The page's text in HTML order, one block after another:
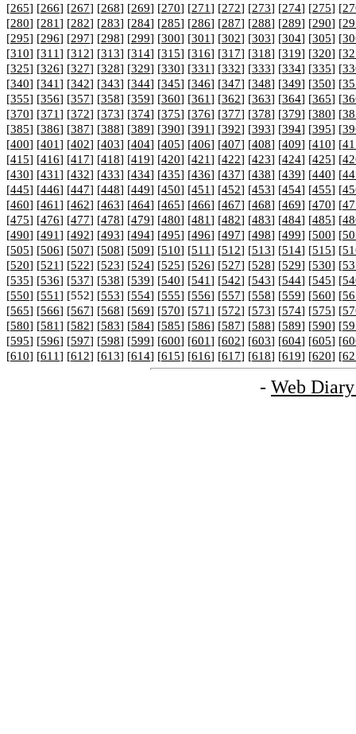
[265] [266] [267] [268] [269] [270] [271] [272] [273] [274] [275] [
[280] [281] [282] [283] [284] [285] [286] [287] [288] [289] [290] [
[295] [296] [297] [298] [299] [300] [301] [302] [303] [304] [305] [
[310] [311] [312] [313] [314] [315] [316] [317] [318] [319] [320] [
[325] [326] [327] [328] [329] [330] [331] [332] [333] [334] [335] [
[340] [341] [342] [343] [344] [345] [346] [347] [348] [349] [350] [
[355] [356] [357] [358] [359] [360] [361] [362] [363] [364] [365] [
[370] [371] [372] [373] [374] [375] [376] [377] [378] [379] [380] [
[385] [386] [387] [388] [389] [390] [391] [392] [393] [394] [395] [
[400] [401] [402] [403] [404] [405] [406] [407] [408] [409] [410] [
[415] [416] [417] [418] [419] [420] [421] [422] [423] [424] [425] [
[430] [431] [432] [433] [434] [435] [436] [437] [438] [439] [440] [
[445] [446] [447] [448] [449] [450] [451] [452] [453] [454] [455] [
[460] [461] [462] [463] [464] [465] [466] [467] [468] [469] [470] [
[475] [476] [477] [478] [479] [480] [481] [482] [483] [484] [485] [
[490] [491] [492] [493] [494] [495] [496] [497] [498] [499] [500] [
[505] [506] [507] [508] [509] [510] [511] [512] [513] [514] [515] [
[520] [521] [522] [523] [524] [525] [526] [527] [528] [529] [530] [
[535] [536] [537] [538] [539] [540] [541] [542] [543] [544] [545] [
[550] [551] [552] [553] [554] [555] [556] [557] [558] [559] [560] [
[565] [566] [567] [568] [569] [570] [571] [572] [573] [574] [575] [
[580] [581] [582] [583] [584] [585] [586] [587] [588] [589] [590] [
[595] [596] [597] [598] [599] [600] [601] [602] [603] [604] [605] [
[610] [611] [612] [613] [614] [615] [616] [617] [618] [619] [620] [
- Web